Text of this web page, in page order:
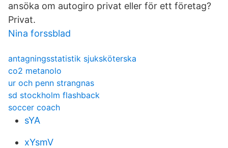
ansöka om autogiro privat eller för ett företag?
Privat.
Nina forssblad
antagningsstatistik sjuksköterska
co2 metanolo
ur och penn strangnas
sd stockholm flashback
soccer coach
sYA
xYsmV